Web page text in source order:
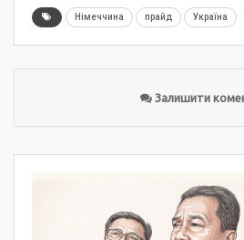
Німеччина прайд Україна
Залишити